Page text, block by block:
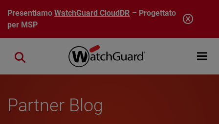
Salta al contenuto principale
PresentiamoWatchGuard CloudDR – Progettato
per MSP
Open
Close search
Partner Blog